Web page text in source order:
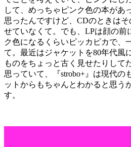
して、めっちゃピンク色の本があ
思ったんですけど、CDのときは
せていなくて。でも、LPは顔の前
ク色になるくらいピッカピカで、
て。最近はジャケットを80年代風
ものをちょっと古く見せたりして
思っていて、『strobo+』は現代の
ットからもちゃんとわかると思う
す。